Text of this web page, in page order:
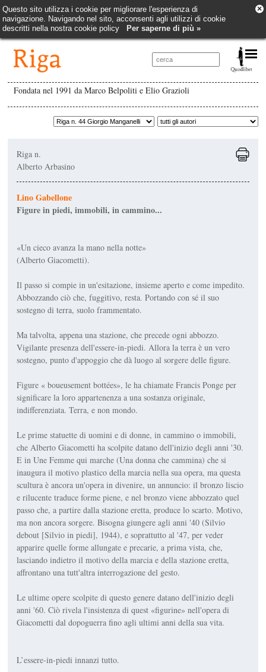
Questo sito utilizza i cookie per migliorare l'esperienza di
navigazione. Navigando nel sito, acconsenti agli utilizzi di cookie
descritti nella nostra cookie policy
Per saperne di più »
×
Fondata nel 1991 da Marco Belpoliti e Elio Grazioli
Riga n.
Alberto Arbasino
Lino Gabellone
Figure in piedi, immobili, in cammino...
«Un cieco avanza la mano nella notte»
(Alberto Giacometti).
Il passo si compie in un'esitazione, insieme aperto e come impedito.
Abbozzando ciò che, fuggitivo, resta. Portando con sé il suo
sostegno di terra, suolo frammentato.
Ma talvolta, appena una stazione, che precede ogni abbozzo.
Vigilante presenza dell'essere-in-piedi. Allora la terra è un vero
sostegno, punto d'appoggio che dà luogo al sorgere delle figure.
Figure « boueusement bottées», le ha chiamate Francis Ponge per
significare la loro appartenenza a una sostanza originale,
indifferenziata. Terra, e non mondo.
Le prime statuette di uomini e di donne, in cammino o immobili,
che Alberto Giacometti ha scolpite datano dell'inizio degli anni '30.
E in Une Femme qui marche (Una donna che cammina) che si
inaugura il motivo plastico della marcia nella sua opera, ma questa
scultura è ancora un'opera in divenire, un annuncio: il bronzo liscio
e rilucente traduce forme piene, e nel bronzo viene abbozzato quel
passo che, a partire dalla stazione eretta, produce lo scarto. Motivo,
ma non ancora sorgere. Bisogna giungere agli anni '40 (Silvio
debout [Silvio in piedi], 1944), e soprattutto al '47, per veder
apparire quelle forme allungate e precarie, a prima vista, che,
lasciando indietro il motivo della marcia e della stazione eretta,
affrontano una tutt'altra interrogazione del gesto.
Le ultime opere scolpite di questo genere datano dell'inizio degli
anni '60. Ciò rivela l'insistenza di quest «figurine» nell'opera di
Giacometti dal dopoguerra fino agli ultimi anni della sua vita.
L’essere-in-piedi innanzi tutto.